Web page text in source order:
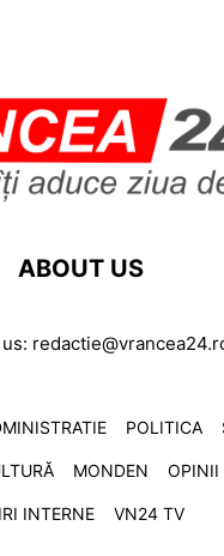
ABOUT US
POLITICA
MONDEN OPINII
INTERNE VN24 TV